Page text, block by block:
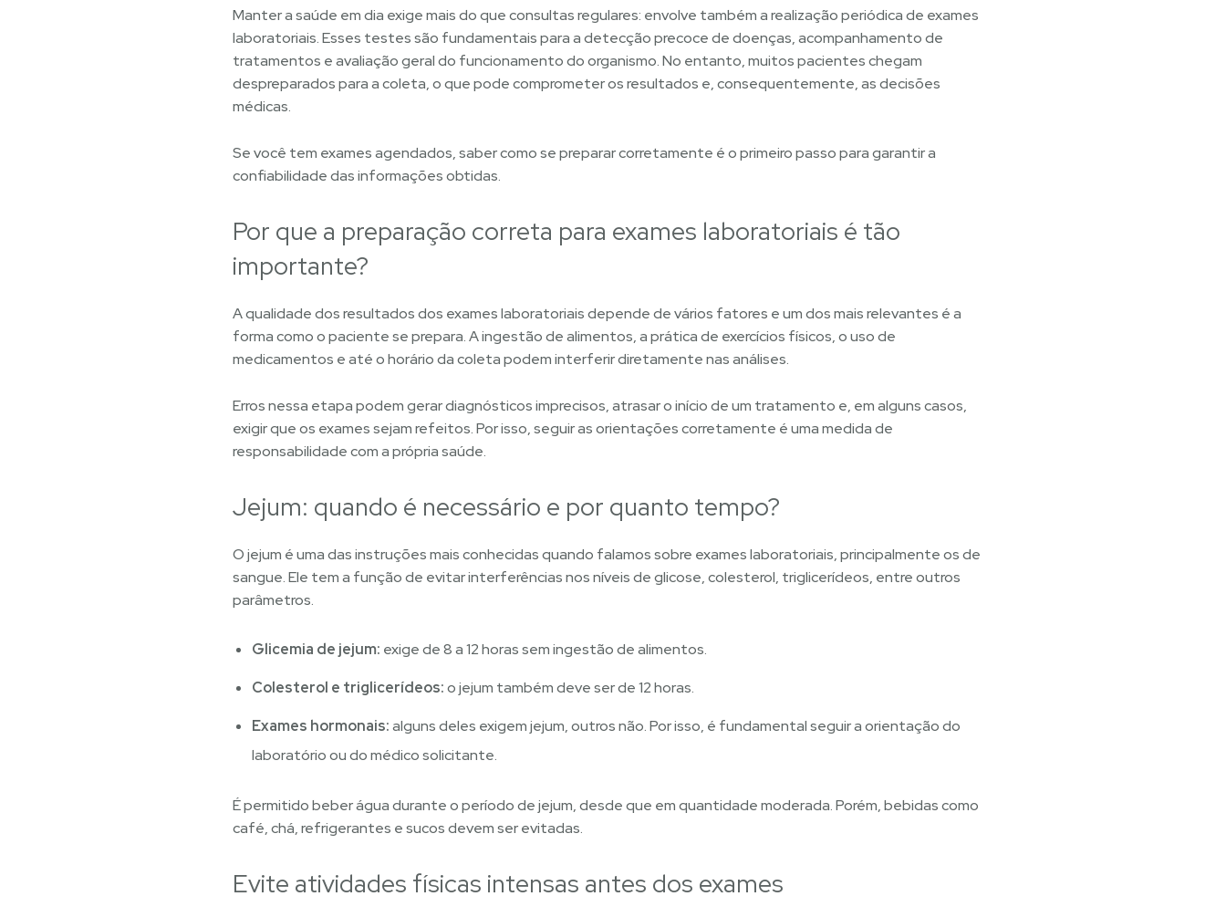
Manter a saúde em dia exige mais do que consultas regulares: envolve também a realização periódica de exames
laboratoriais. Esses testes são fundamentais para a detecção precoce de doenças, acompanhamento de
tratamentos e avaliação geral do funcionamento do organismo. No entanto, muitos pacientes chegam
despreparados para a coleta, o que pode comprometer os resultados e, consequentemente, as decisões
médicas.
Se você tem exames agendados, saber como se preparar corretamente é o primeiro passo para garantir a
confiabilidade das informações obtidas.
Por que a preparação correta para exames laboratoriais é tão
importante?
A qualidade dos resultados dos exames laboratoriais depende de vários fatores e um dos mais relevantes é a
forma como o paciente se prepara. A ingestão de alimentos, a prática de exercícios físicos, o uso de
medicamentos e até o horário da coleta podem interferir diretamente nas análises.
Erros nessa etapa podem gerar diagnósticos imprecisos, atrasar o início de um tratamento e, em alguns casos,
exigir que os exames sejam refeitos. Por isso, seguir as orientações corretamente é uma medida de
responsabilidade com a própria saúde.
Jejum: quando é necessário e por quanto tempo?
O jejum é uma das instruções mais conhecidas quando falamos sobre exames laboratoriais, principalmente os de
sangue. Ele tem a função de evitar interferências nos níveis de glicose, colesterol, triglicerídeos, entre outros
parâmetros.
Glicemia de jejum: exige de 8 a 12 horas sem ingestão de alimentos.
Colesterol e triglicerídeos:o jejum também deve ser de 12 horas.
Exames hormonais:alguns deles exigem jejum, outros não. Por isso, é fundamental seguir a orientação do
laboratório ou do médico solicitante.
É permitido beber água durante o período de jejum, desde que em quantidade moderada. Porém, bebidas como
café, chá, refrigerantes e sucos devem ser evitadas.
Evite atividades físicas intensas antes dos exames